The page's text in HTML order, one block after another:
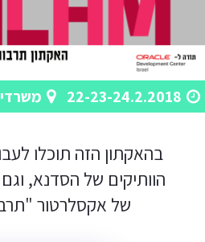
משרדי ORACLE + קמפוס TLV
בהאקתון הזה תוכלו
הוותיקים של הסדנא,
של אקסלרטור